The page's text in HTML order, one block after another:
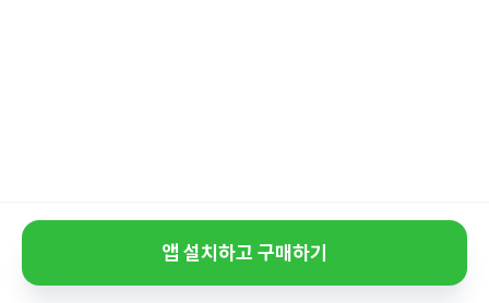
앱 설치하고 구매하기